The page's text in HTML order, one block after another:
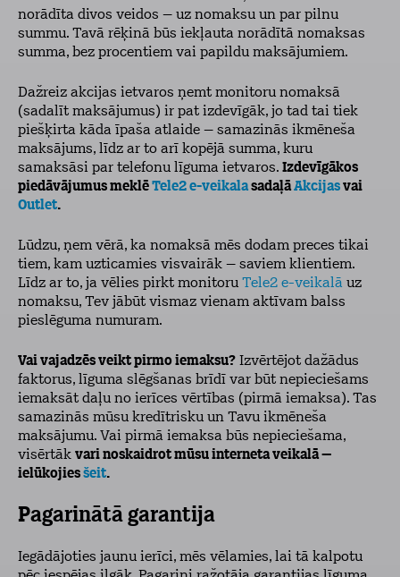
norādīta divos veidos – uz nomaksu un par pilnu
summu. Tavā rēķinā būs iekļauta norādītā nomaksas
summa, bez procentiem vai papildu maksājumiem.
Dažreiz akcijas ietvaros ņemt monitoru nomaksā
(sadalīt maksājumus) ir pat izdevīgāk, jo tad tai tiek
piešķirta kāda īpaša atlaide – samazinās ikmēneša
maksājums, līdz ar to arī kopējā summa, kuru
samaksāsi par telefonu līguma ietvaros. Izdevīgākos
piedāvājumus meklēTele2 e-veikalasadaļāAkcijasvai
Outlet.
Lūdzu, ņem vērā, ka nomaksā mēs dodam preces tikai
tiem, kam uzticamies visvairāk – saviem klientiem.
Līdz ar to, ja vēlies pirkt monitoru Tele2 e-veikalā uz
nomaksu, Tev jābūt vismaz vienam aktīvam balss
pieslēguma numuram.
Vai vajadzēs veikt pirmo iemaksu? Izvērtējot dažādus
faktorus, līguma slēgšanas brīdī var būt nepieciešams
iemaksāt daļu no ierīces vērtības (pirmā iemaksa). Tas
samazinās mūsu kredītrisku un Tavu ikmēneša
maksājumu. Vai pirmā iemaksa būs nepieciešama,
visērtāk vari noskaidrot mūsu interneta veikalā –
ielūkojiesšeit.
Pagarinātā garantija
Iegādājoties jaunu ierīci, mēs vēlamies, lai tā kalpotu